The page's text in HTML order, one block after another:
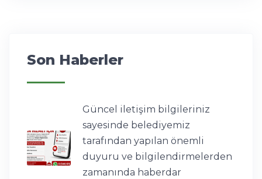
Son Haberler
Güncel iletişim bilgileriniz
sayesinde belediyemiz
tarafından yapılan önemli
duyuru ve bilgilendirmelerden
zamanında haberdar